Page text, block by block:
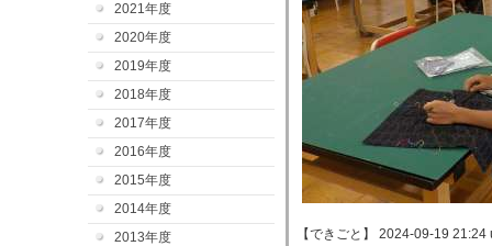
2021年度
2020年度
2019年度
2018年度
2017年度
2016年度
2015年度
2014年度
2013年度
【できごと】 2024-09-19